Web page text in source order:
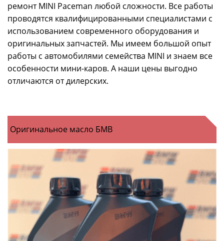
ремонт MINI Paceman любой сложности. Все работы
проводятся квалифицированными специалистами с
использованием современного оборудования и
оригинальных запчастей. Мы имеем большой опыт
работы с автомобилями семейства MINI и знаем все
особенности мини-каров. А наши цены выгодно
отличаются от дилерских.
Оригинальное масло БМВ